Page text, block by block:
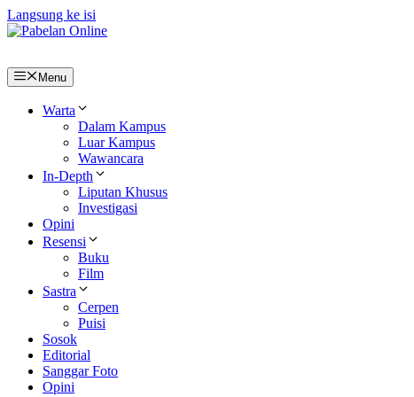
Langsung ke isi
Menu
Warta
Dalam Kampus
Luar Kampus
Wawancara
In-Depth
Liputan Khusus
Investigasi
Opini
Resensi
Buku
Film
Sastra
Cerpen
Puisi
Sosok
Editorial
Sanggar Foto
Opini